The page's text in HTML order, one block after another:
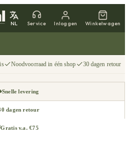
NL Service Inloggen Winkelwagen
Noodvoorraad in één shop 30 dagen retour
Snelle levering
dagen retour
Gratis v.a. €75